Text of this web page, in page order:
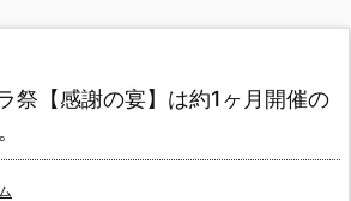
祭【感謝の宴】は約1ヶ月開催の